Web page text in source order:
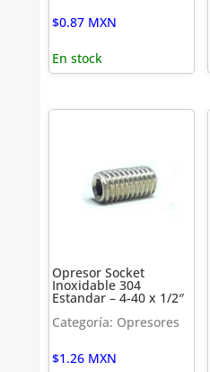
$0.87 MXN
En stock
Opresor Socket
Inoxidable 304
Estandar – 4-40 x 1/2″
Categoría: Opresores
$1.26 MXN